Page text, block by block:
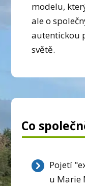
modelu,
ale o
autentickou
světě.
Co
Pojetí
u Marie